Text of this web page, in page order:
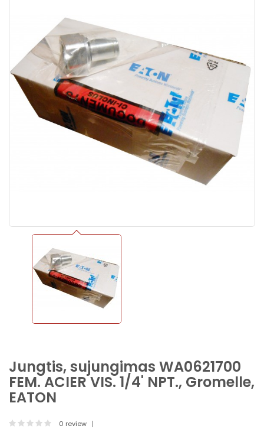
Jungtis, sujungimas WA0621700
FEM. ACIER VIS. 1/4' NPT., Gromelle,
EATON
0 review